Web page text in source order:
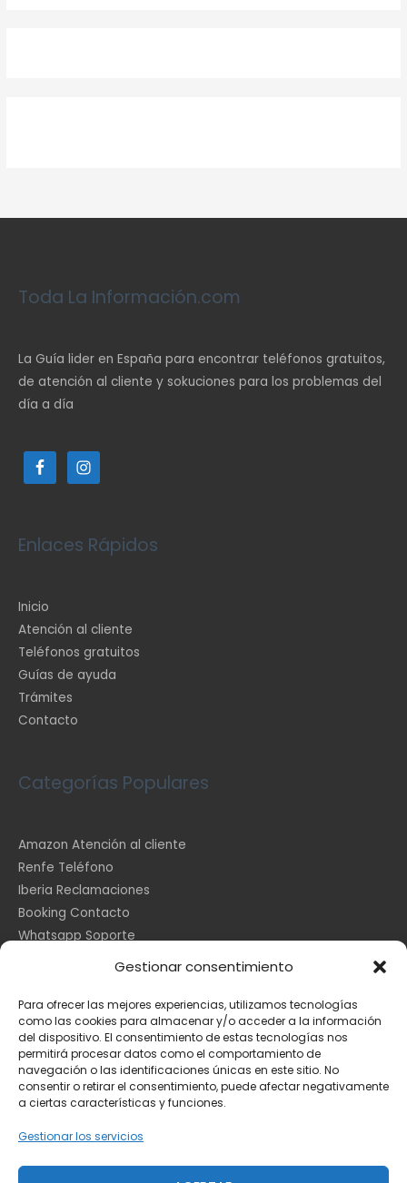
Gestionar consentimiento
Para ofrecer las mejores experiencias, utilizamos tecnologías
como las cookies para almacenar y/o acceder a la información
del dispositivo. El consentimiento de estas tecnologías nos
permitirá procesar datos como el comportamiento de
navegación o las identificaciones únicas en este sitio. No
consentir o retirar el consentimiento, puede afectar negativamente
a ciertas características y funciones.
Gestionar los servicios
Toda La Información.com
La Guía lider en España para encontrar teléfonos gratuitos,
de atención al cliente y sokuciones para los problemas del
día a día
Enlaces Rápidos
Inicio
Atención al cliente
Teléfonos gratuitos
Guías de ayuda
Trámites
Contacto
Categorías Populares
Amazon Atención al cliente
Renfe Teléfono
Iberia Reclamaciones
Booking Contacto
Whatsapp Soporte
Información Legal
Aviso Legal